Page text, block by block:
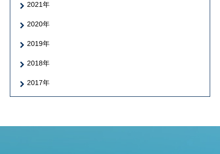
2021年
2020年
2019年
2018年
2017年